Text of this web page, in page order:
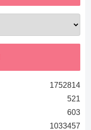
1752814
521
603
1033457